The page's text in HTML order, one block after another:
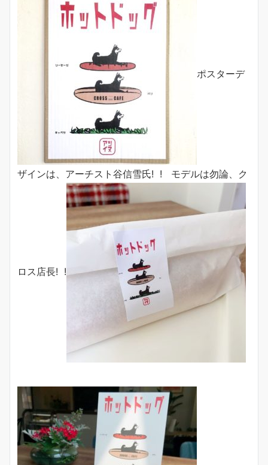
ポスターデ
ザインは、アーチスト谷信雪氏! ! モデルは勿論、ク
ロス店長! !